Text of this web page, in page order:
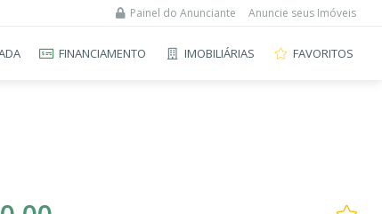
Painel do Anunciante Anuncie seus Imóveis
FINANCIAMENTO IMOBILIÁRIAS FAVORITOS